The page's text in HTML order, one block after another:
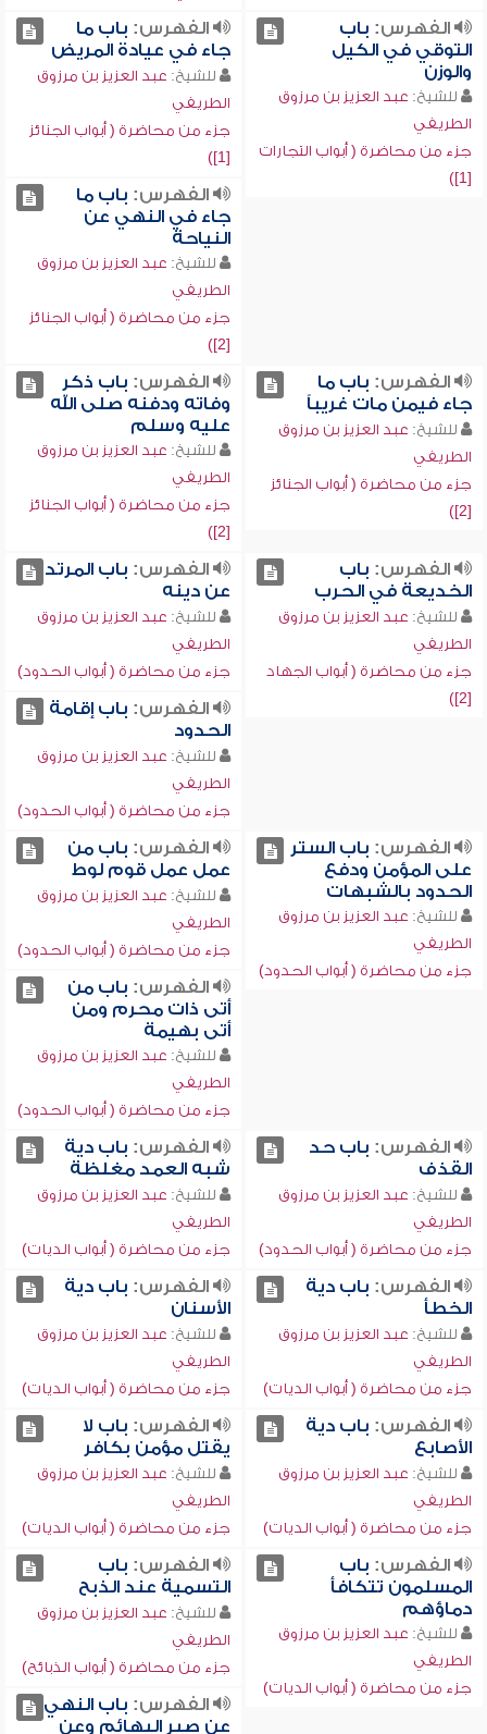
الفهرس: باب
التوقي في الكيل
والوزن
للشيخ: عبد العزيز بن مرزوق
الطريفي
جزء من محاضرة ( أبواب التجارات
[1])
الفهرس: باب ما
جاء في عيادة المريض
للشيخ: عبد العزيز بن مرزوق
الطريفي
جزء من محاضرة ( أبواب الجنائز
[1])
الفهرس: باب ما
جاء في النهي عن
النياحة
للشيخ: عبد العزيز بن مرزوق
الطريفي
جزء من محاضرة ( أبواب الجنائز
[2])
الفهرس: باب ما
جاء فيمن مات غريباً
للشيخ: عبد العزيز بن مرزوق
الطريفي
جزء من محاضرة ( أبواب الجنائز
[2])
الفهرس: باب ذكر
وفاته ودفنه صلى الله
عليه وسلم
للشيخ: عبد العزيز بن مرزوق
الطريفي
جزء من محاضرة ( أبواب الجنائز
[2])
الفهرس: باب
الخديعة في الحرب
للشيخ: عبد العزيز بن مرزوق
الطريفي
جزء من محاضرة ( أبواب الجهاد
[2])
الفهرس: باب المرتد
عن دينه
للشيخ: عبد العزيز بن مرزوق
الطريفي
جزء من محاضرة ( أبواب الحدود)
الفهرس: باب إقامة
الحدود
للشيخ: عبد العزيز بن مرزوق
الطريفي
جزء من محاضرة ( أبواب الحدود)
الفهرس: باب الستر
على المؤمن ودفع
الحدود بالشبهات
للشيخ: عبد العزيز بن مرزوق
الطريفي
جزء من محاضرة ( أبواب الحدود)
الفهرس: باب من
عمل عمل قوم لوط
للشيخ: عبد العزيز بن مرزوق
الطريفي
جزء من محاضرة ( أبواب الحدود)
الفهرس: باب من
أتى ذات محرم ومن
أتى بهيمة
للشيخ: عبد العزيز بن مرزوق
الطريفي
جزء من محاضرة ( أبواب الحدود)
الفهرس: باب حد
القذف
للشيخ: عبد العزيز بن مرزوق
الطريفي
جزء من محاضرة ( أبواب الحدود)
الفهرس: باب دية
شبه العمد مغلظة
للشيخ: عبد العزيز بن مرزوق
الطريفي
جزء من محاضرة ( أبواب الديات)
الفهرس: باب دية
الخطأ
للشيخ: عبد العزيز بن مرزوق
الطريفي
جزء من محاضرة ( أبواب الديات)
الفهرس: باب دية
الأسنان
للشيخ: عبد العزيز بن مرزوق
الطريفي
جزء من محاضرة ( أبواب الديات)
الفهرس: باب دية
الأصابع
للشيخ: عبد العزيز بن مرزوق
الطريفي
جزء من محاضرة ( أبواب الديات)
الفهرس: باب لا
يقتل مؤمن بكافر
للشيخ: عبد العزيز بن مرزوق
الطريفي
جزء من محاضرة ( أبواب الديات)
الفهرس: باب
المسلمون تتكافأ
دماؤهم
للشيخ: عبد العزيز بن مرزوق
الطريفي
جزء من محاضرة ( أبواب الديات)
الفهرس: باب
التسمية عند الذبح
للشيخ: عبد العزيز بن مرزوق
الطريفي
جزء من محاضرة ( أبواب الذبائح)
الفهرس: باب النهي
عن صبر البهائم وعن